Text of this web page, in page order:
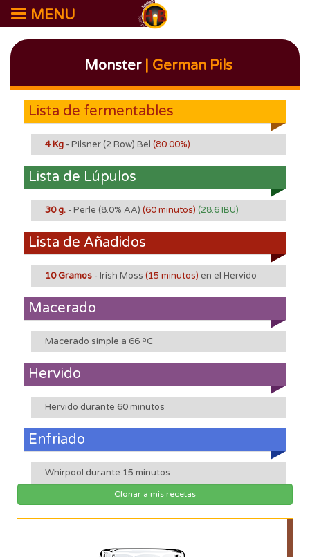
MENU
Monster| German Pils
Lista de fermentables
4 Kg - Pilsner (2 Row) Bel (80.00%)
Lista de Lúpulos
30 g. - Perle (8.0% AA) (60 minutos) (28.6 IBU)
Lista de Añadidos
10 Gramos - Irish Moss (15 minutos) en el Hervido
Macerado
Macerado simple a 66 ºC
Hervido
Hervido durante 60 minutos
Enfriado
Whirpool durante 15 minutos
Clonar a mis recetas